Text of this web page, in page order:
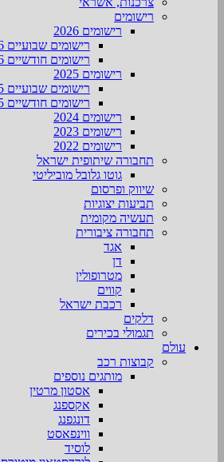
רישומים
רישומים 2026
רישומים שבועיים 2026
רישומים חודשיים 2026
רישומים 2025
רישומים שבועיים 2025
רישומים חודשיים 2025
רישומים 2024
רישומים 2023
רישומים 2022
תחבורה שיתופית ישראל
גוטו גלובל מוביליטי
שיווק ופרסום
תביעות יצוגיות
תעשיה מקומית
תחבורה ציבורית
אגד
דן
מטרופולין
קווים
רכבת ישראל
דלקים
תגמולי בכירים
עולם
קבוצות רכב
מותגים נוספים
אסטון מרטין
אקספנג
דונגפנג
ווינפאסט
לוסיד